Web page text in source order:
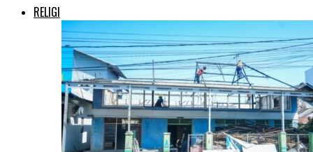
RELIGI